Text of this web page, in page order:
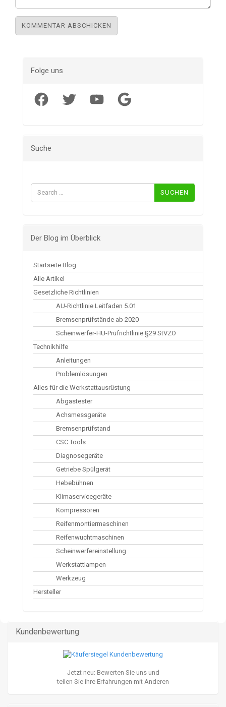
Folge uns
Facebook Twitter YouTube Google
Suche
Suchen
nach:
Der Blog im Überblick
Startseite Blog
Alle Artikel
Gesetzliche Richtlinien
AU-Richtlinie Leitfaden 5.01
Bremsenprüfstände ab 2020
Scheinwerfer-HU-Prüfrichtlinie §29 StVZO
Technikhilfe
Anleitungen
Problemlösungen
Alles für die Werkstattausrüstung
Abgastester
Achsmessgeräte
Bremsenprüfstand
CSC Tools
Diagnosegeräte
Getriebe Spülgerät
Hebebühnen
Klimaservicegeräte
Kompressoren
Reifenmontiermaschinen
Reifenwuchtmaschinen
Scheinwerfereinstellung
Werkstattlampen
Werkzeug
Hersteller
Kundenbewertung
Jetzt neu: Bewerten Sie uns und
teilen Sie ihre Erfahrungen mit Anderen